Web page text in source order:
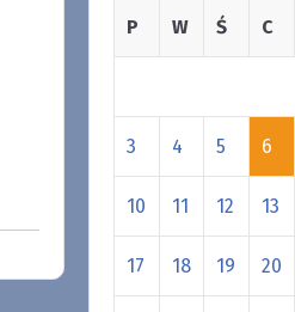
P W Ś C
3 4 5 6
10 11 12 13
17 18 19 20